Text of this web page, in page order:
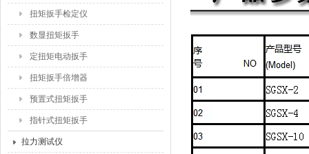
扭矩扳手检定仪
数显扭矩扳手
定扭矩电动扳手
扭矩扳手倍增器
预置式扭矩扳手
指针式扭矩扳手
拉力测试仪